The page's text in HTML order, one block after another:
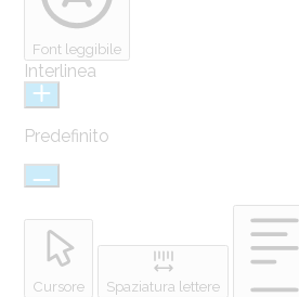
Font leggibile
Interlinea
Predefinito
Cursore Spaziatura lettere